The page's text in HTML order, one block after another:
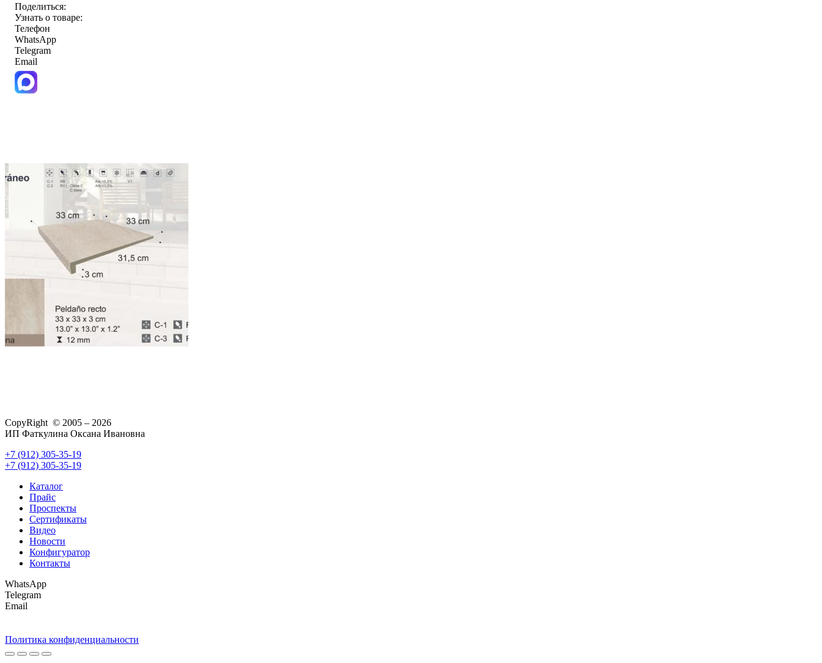
Поделиться:
Узнать о товаре:
Телефон
WhatsApp
Telegram
Email
CopyRight © 2005 – 2026
ИП Фаткулина Оксана Ивановна
+7 (912) 305-35-19
+7 (912) 305-35-19
Каталог
Прайс
Проспекты
Сертификаты
Видео
Новости
Конфигуратор
Контакты
WhatsApp
Telegram
Email
Политика конфиденциальности